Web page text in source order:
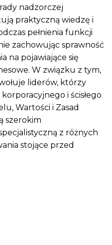
nadzorczej
praktyczną wiedzę i
pełnienia funkcji
zachowując sprawność
na pojawiające się
W związku z tym,
liderów, którzy
i ścisłego
Wartości i Zasad
szerokim
z różnych
stojące przed